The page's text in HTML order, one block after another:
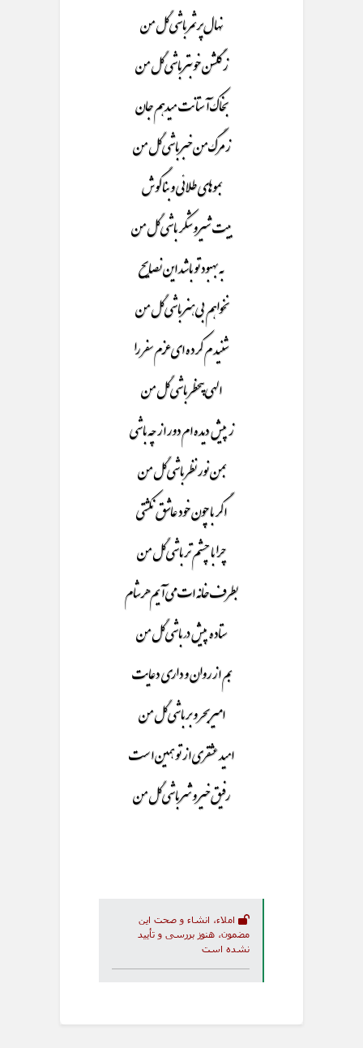
نهال پر ثمر باشی گل من
ز گلشن خوبتر باشی گل من
بخاک آستانت میدهم جان
ز مرگ من خبر باشی گل من
بموهای طلائی و بنا گوش
بیت شیرو شکر باشی گل من
به بهبود تو باشد این نصایح
نخواهم بی هنر باشی گل من
شنیدم کرده ای عزم سفر را
الهی بیخطر باشی گل من
ز پیش دیده ام دور از چه باشی
بمن نور نظر باشی گل من
اگر با چون خود عاشق نکشتی
چرا با چشم تر باشی گل من
بطرف خانه ات می آیم هر شام
ستاده پیش در باشی گل من
بم از روان و داری دعایت
امیر بحر و بر باشی گل من
امید عشقری از تو همین است
رفیق خیر و شر باشی گل من
املاء، انشاء و صحت این
مضمون، هنوز بررسی و تأیید
نشده است